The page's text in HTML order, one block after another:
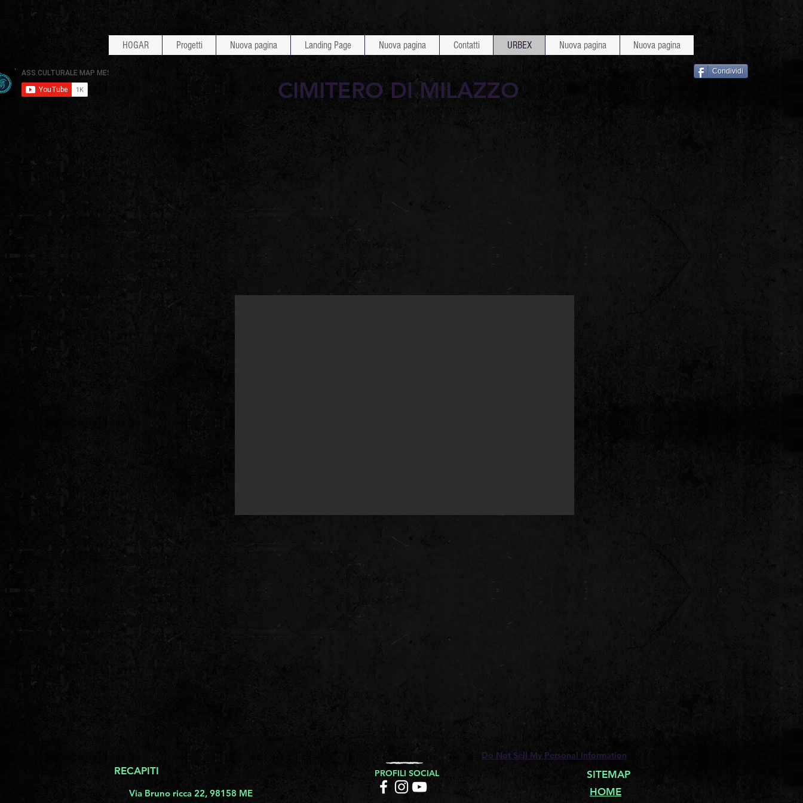
HOGAR Progetti Nuova pagina Landing Page Nuova pagina Contatti URBEX Nuova pagina Nuova pagina
CIMITERO DI MILAZZO
Condividi
RECAPITI
Via Bruno ricca 22, 98158 ME
Do Not Sell My Personal Information
PROFILI SOCIAL
SITEMAP
HOME